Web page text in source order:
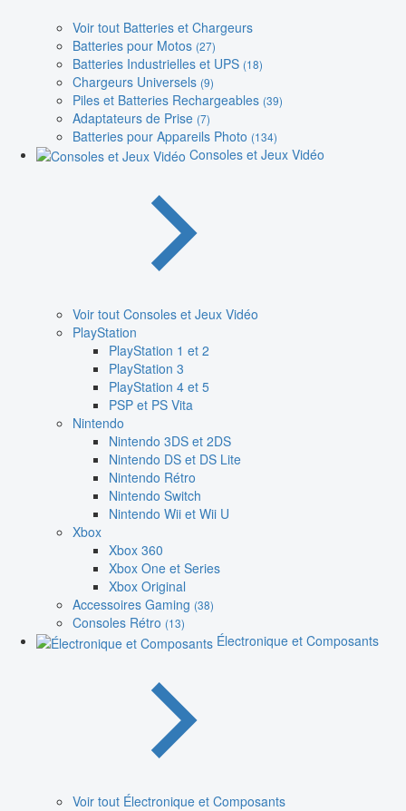
Voir tout Batteries et Chargeurs
Batteries pour Motos (27)
Batteries Industrielles et UPS (18)
Chargeurs Universels (9)
Piles et Batteries Rechargeables (39)
Adaptateurs de Prise (7)
Batteries pour Appareils Photo (134)
Consoles et Jeux Vidéo
Voir tout Consoles et Jeux Vidéo
PlayStation
PlayStation 1 et 2
PlayStation 3
PlayStation 4 et 5
PSP et PS Vita
Nintendo
Nintendo 3DS et 2DS
Nintendo DS et DS Lite
Nintendo Rétro
Nintendo Switch
Nintendo Wii et Wii U
Xbox
Xbox 360
Xbox One et Series
Xbox Original
Accessoires Gaming (38)
Consoles Rétro (13)
Électronique et Composants
Voir tout Électronique et Composants